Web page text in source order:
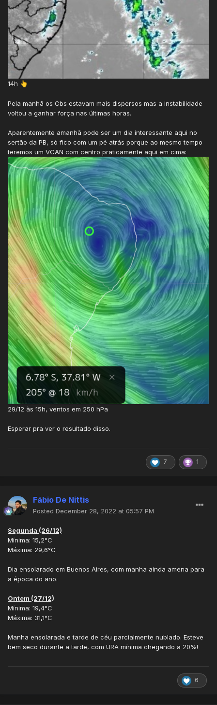
14h 👆
Pela manhã os Cbs estavam mais dispersos mas a instabilidade
voltou a ganhar força nas últimas horas.
Aparentemente amanhã pode ser um dia interessante aqui no
sertão da PB, só fico com um pé atrás porque ao mesmo tempo
teremos um VCAN com centro praticamente aqui em cima:
29/12 às 15h, ventos em 250 hPa
Esperar pra ver o resultado disso.
7 1
Fábio De Nittis
Posted December 28, 2022 at 05:57 PM
Segunda (26/12)
Mínima: 15,2°C
Máxima: 29,6°C
Dia ensolarado em Buenos Aires, com manha ainda amena para
a época do ano.
Ontem (27/12)
Mínima: 19,4°C
Máxima: 31,1°C
Manha ensolarada e tarde de céu parcialmente nublado. Esteve
bem seco durante a tarde, com URA mínima chegando a 20%!
6